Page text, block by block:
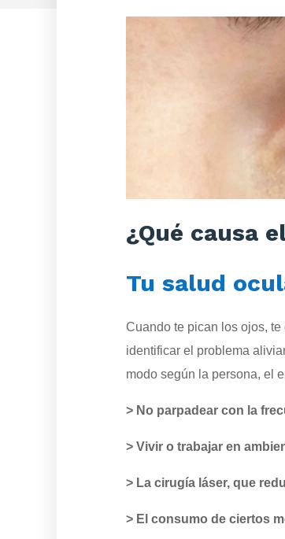
¿Qué causa
Tu salud
Cuando te pican los ojos,
identificar el problema
modo según la persona, el
> No parpadear con la
> Vivir o trabajar en
> La cirugía láser, que
> El consumo de ciertos